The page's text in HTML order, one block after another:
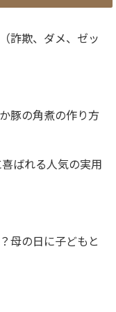
詐欺、ダメ、ゼッ
豚の角煮の作り方
ばれる人気の実用
母の日に子どもと